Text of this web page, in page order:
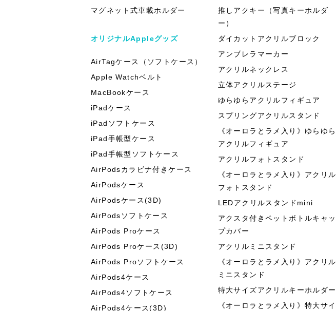
マグネット式車載ホルダー
オリジナルAppleグッズ
AirTagケース（ソフトケース）
Apple Watchベルト
MacBookケース
iPadケース
iPadソフトケース
iPad手帳型ケース
iPad手帳型ソフトケース
AirPodsカラビナ付きケース
AirPodsケース
AirPodsケース(3D)
AirPodsソフトケース
AirPods Proケース
AirPods Proケース(3D)
AirPods Proソフトケース
AirPods4ケース
AirPods4ソフトケース
AirPods4ケース(3D)
推しアクキー（写真キーホルダ
ー）
ダイカットアクリルブロック
アンブレラマーカー
アクリルネックレス
立体アクリルステージ
ゆらゆらアクリルフィギュア
スプリングアクリルスタンド
《オーロラとラメ入り》ゆらゆら
アクリルフィギュア
アクリルフォトスタンド
《オーロラとラメ入り》アクリル
フォトスタンド
LEDアクリルスタンドmini
アクスタ付きペットボトルキャッ
プカバー
アクリルミニスタンド
《オーロラとラメ入り》アクリル
ミニスタンド
特大サイズアクリルキーホルダー
《オーロラとラメ入り》特大サイ